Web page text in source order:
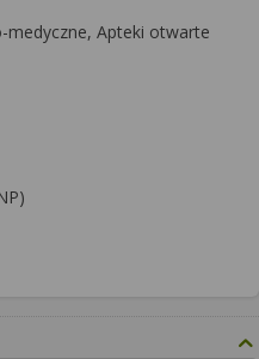
medyczne, Apteki otwarte